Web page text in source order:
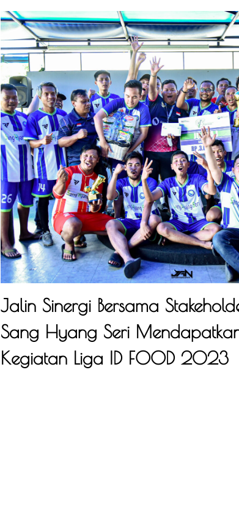
Jalin Sinergi Bersama
Sang Hyang Seri
Kegiatan Liga ID FOOD 2023